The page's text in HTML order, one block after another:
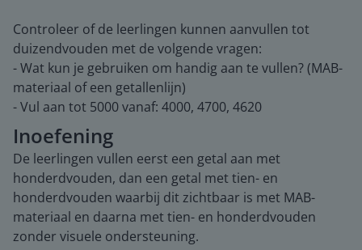
Controleer of de leerlingen kunnen aanvullen tot
duizendvouden met de volgende vragen:
- Wat kun je gebruiken om handig aan te vullen? (MAB-
materiaal of een getallenlijn)
- Vul aan tot 5000 vanaf: 4000, 4700, 4620
Inoefening
De leerlingen vullen eerst een getal aan met
honderdvouden, dan een getal met tien- en
honderdvouden waarbij dit zichtbaar is met MAB-
materiaal en daarna met tien- en honderdvouden
zonder visuele ondersteuning.